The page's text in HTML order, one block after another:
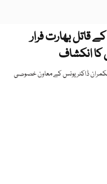
قاتل بھارت فرار
کا انکشاف
ڈاکٹر یونس کے معاون خصوصی